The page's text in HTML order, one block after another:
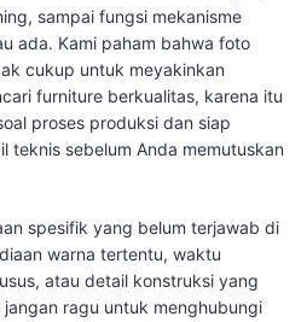
sampai fungsi mekanisme
ada. Kami paham bahwa foto
cukup untuk meyakinkan
furniture berkualitas, karena itu
proses produksi dan siap
teknis sebelum Anda memutuskan
spesifik yang belum terjawab di
warna tertentu, waktu
atau detail konstruksi yang
ragu untuk menghubungi